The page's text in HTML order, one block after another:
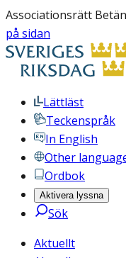
Associationsrätt
på sidan
Lättläst
Teckenspråk
In English
Other
Ordbok
Aktivera lyssna
Sök
Aktuellt